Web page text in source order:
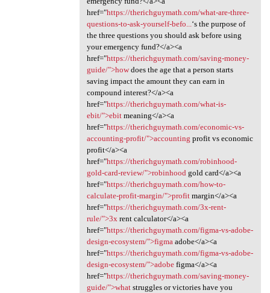
href="https://therichguymath.com/what-are-three-
questions-to-ask-yourself-befo... ‘s the purpose of
the three questions you should ask before using
your emergency fund?</a><a
href="https://therichguymath.com/saving-money-
guide/">howdoes the age that a person starts
saving impact the amount they can earn in
compound interest?</a><a
href="https://therichguymath.com/what-is-
ebit/">ebitmeaning</a><a
href="https://therichguymath.com/economic-vs-
accounting-profit/">accounting profit vs economic
profit</a><a
href="https://therichguymath.com/robinhood-
gold-card-review/">robinhood gold card</a><a
href="https://therichguymath.com/how-to-
calculate-profit-margin/">profitmargin</a><a
href="https://therichguymath.com/3x-rent-
rule/">3x rent calculator</a><a
href="https://therichguymath.com/figma-vs-adobe-
design-ecosystem/">figma adobe</a><a
href="https://therichguymath.com/figma-vs-adobe-
design-ecosystem/">adobefigma</a><a
href="https://therichguymath.com/saving-money-
guide/">whatstruggles or victories have you